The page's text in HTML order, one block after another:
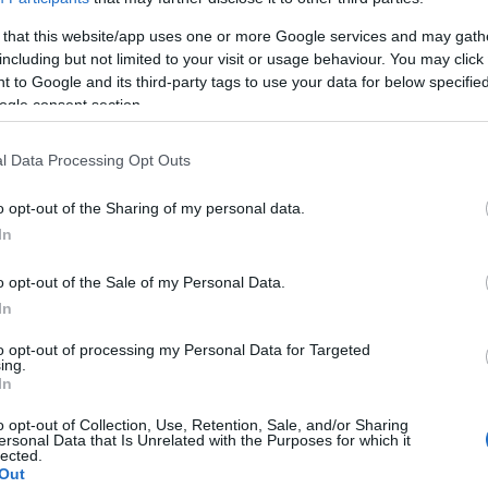
that this website/app uses one or more Google services and may
but not limited to your visit or usage behaviour. You may
to Google and its third-party tags to use your data for below
consent section.
Data Processing Opt Outs
opt-out of the Sharing of my personal data.
opt-out of the Sale of my Personal Data.
opt-out of processing my Personal Data for Targeted
opt-out of Collection, Use, Retention, Sale, and/or Sharing
Data that Is Unrelated with the Purposes for which it
megjelent albumon már helyet kapott pár magyar nyelvű
ezzel járó „meztelenségbe”:„Olyan érzés, mintha a bőröm alá
vettem észre, hogy egyre szabadabbnak érzem magam ebben
kerülni a közönséghez. Azáltal, hogy én megnyílok, ők is
A SZABADSÁGVÁGY” – PERPĒTUUM A
szövegét: „A létezésünk egy ősi formáját szerettem volna
a természet képei határozták meg az életünket. Az volt a
a mulandóságot állítsam szembe a végtelennel. Megjelennek
fény, a láng vagy az árnyék. A Napban egy intenzív lebegés a
táncolva elveszhetünk egymásban.”
premier előtti vetítésen már el lehetett csípni a zenekar és az
(Hajszálrepedéscímű kisfilmjét a diákfilmes La Cinef
kapcsolatát boncolgatja. Amiről azt hisszük, hogy
valójában eltüntet, láthatatlanná teszi a valódi énünket. A
kísérleteztünk, és ezt a kísérletezést erősítette a lyukkamera